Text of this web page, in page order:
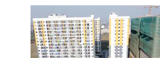
chuyên mục